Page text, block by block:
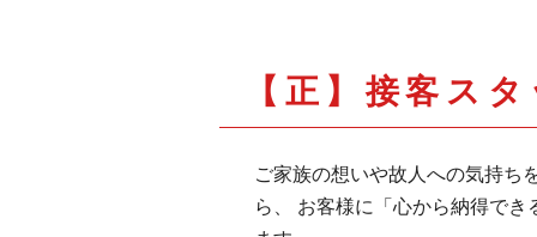
【正】接客ス
ご家族の想いや故人への気持ち
ら、 お客様に「心から納得で